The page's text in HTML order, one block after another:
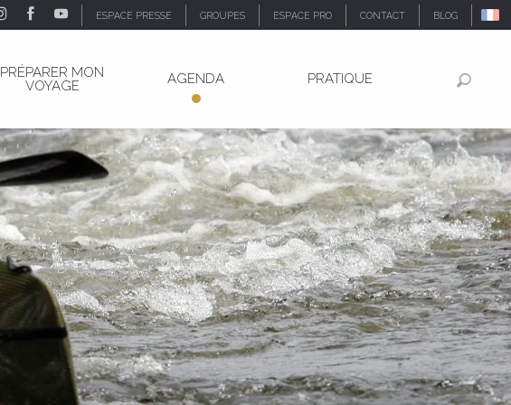
ESPACE PRESSE GROUPES ESPACE PRO CONTACT BLOG
PRÉPARER MON
VOYAGE
AGENDA PRATIQUE